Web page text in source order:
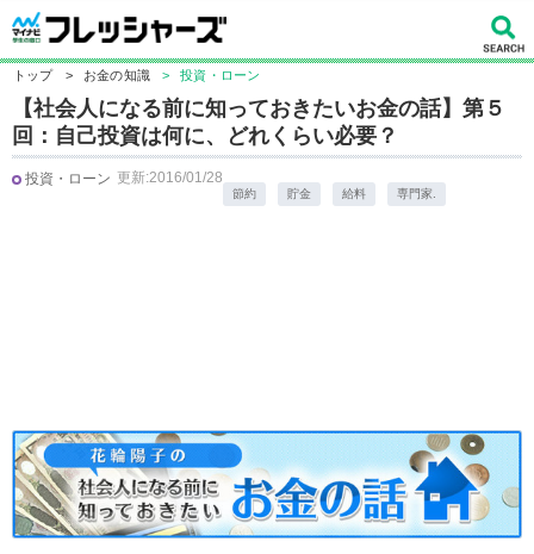
トップ > お金の知識 > 投資・ローン
【社会人になる前に知っておきたいお金の話】第５
回：自己投資は何に、どれくらい必要？
投資・ローン 更新:2016/01/28
節約 貯金 給料 専門家.